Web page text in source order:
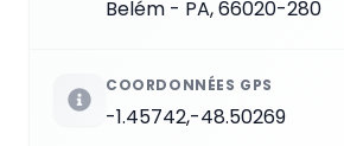
Belém - PA, 66020-280
COORDONNÉES GPS
-1.45742,-48.50269